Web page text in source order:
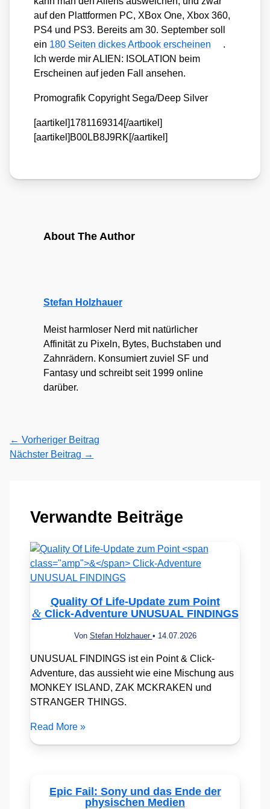
auf den Platt­for­men PC, XBox One, Xbox 360,
PS4 und PS3. Bereits am 30. Sep­tem­ber soll
ein 180 Sei­ten dickes Art­book erschei­nen
.
Ich wer­de mir ALIEN: ISOLATION beim
Erschei­nen auf jeden Fall anse­hen.
Pro­mo­gra­fik Copy­right Sega/​Deep Sil­ver
[aartikel]1781169314[/aartikel]
[aartikel]B00LB8J9RK[/aartikel]
About The Author
Stefan Holzhauer
Meist harmloser Nerd mit natürlicher
Affinität zu Pixeln, Bytes, Buchstaben und
Zahnrädern. Konsumiert zuviel SF und
Fantasy und schreibt seit 1999 online
darüber.
← Vorheriger Beitrag
Nächster Beitrag →
Verwandte Beiträge
Quality Of Life-Update zum Point
&Click-Adventure UNUSUAL FINDINGS
Von Stefan Holzhauer • 14.07.2026
UNUSUAL FINDINGS ist ein Point & Click-
Adventure, das aussieht wie eine Mischung aus
MONKEY ISLAND, ZAK MCKRAKEN und
STRANGER THINGS.
Read More »
Epic Fail: Sony und das Ende der
physischen Medien